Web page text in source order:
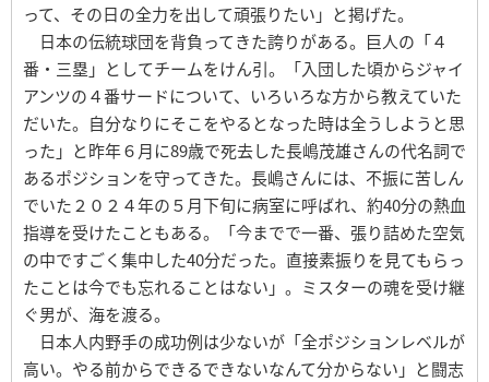
って、その日の全力を出して頑張りたい」と掲げた。
日本の伝統球団を背負ってきた誇りがある。巨人の「４
番・三塁」としてチームをけん引。「入団した頃からジャイ
アンツの４番サードについて、いろいろな方から教えていた
だいた。自分なりにそこをやるとなった時は全うしようと思
った」と昨年６月に89歳で死去した長嶋茂雄さんの代名詞で
あるポジションを守ってきた。長嶋さんには、不振に苦しん
でいた２０２４年の５月下旬に病室に呼ばれ、約40分の熱血
指導を受けたこともある。「今までで一番、張り詰めた空気
の中ですごく集中した40分だった。直接素振りを見てもらっ
たことは今でも忘れることはない」。ミスターの魂を受け継
ぐ男が、海を渡る。
日本人内野手の成功例は少ないが「全ポジションレベルが
高い。やる前からできるできないなんて分からない」と闘志